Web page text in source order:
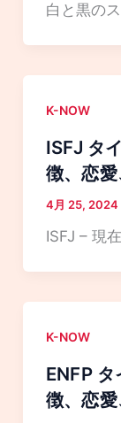
白と黒の
K-NOW
ISFJ タ
徴、恋
4月 25, 2024
ISFJ – 現
K-NOW
ENFP
徴、恋